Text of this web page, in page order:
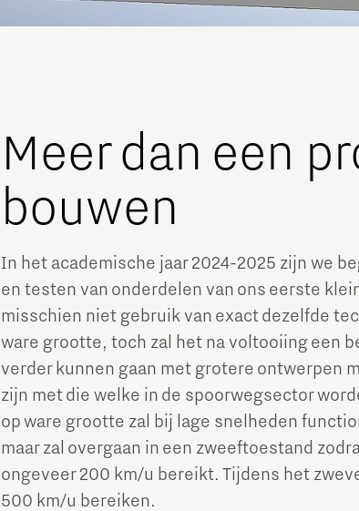
Meer dan een
bouwen
In het academische jaar 2024-2025 zijn we
en testen van onderdelen van ons eerste
misschien niet gebruik van exact dezelfde
ware grootte, toch zal het na voltooiing een
verder kunnen gaan met grotere ontwerpen
zijn met die welke in de spoorwegsector
op ware grootte zal bij lage snelheden
maar zal overgaan in een zweeftoestand
ongeveer 200 km/u bereikt. Tijdens het
500 km/u bereiken.